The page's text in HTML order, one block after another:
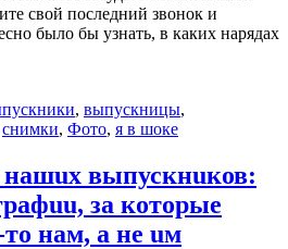
свой последний звонок и
было бы узнать, в каких нарядах
, выпускницы,
снимки, Фото, я в шоке
выпускнuков:
за которые
нам, а не uм